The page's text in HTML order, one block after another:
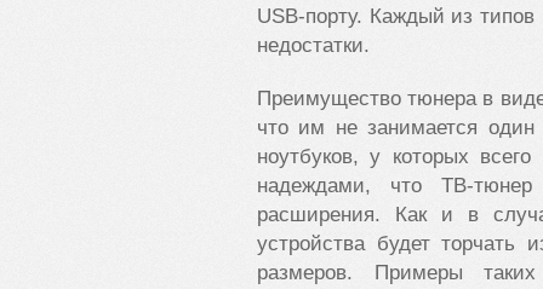
USB-порту. Каждый из
недостатки.
Преимущество тюнера в
что им не занимается
ноутбуков, у которых
надеждами, что ТВ-
расширения. Как и в
устройства будет торчать
размеров. Примеры